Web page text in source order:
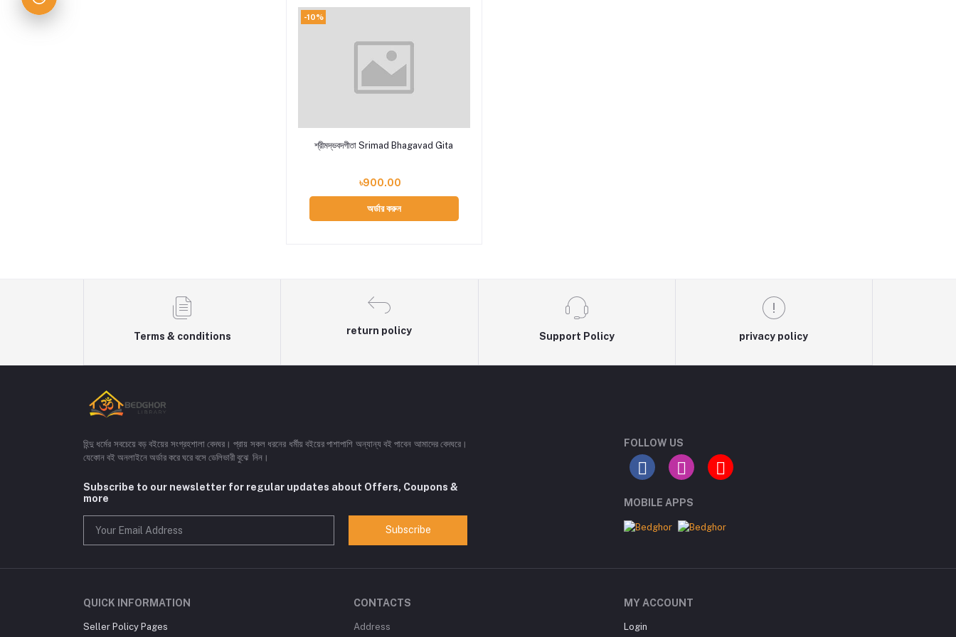
-10%
Add to cart
শ্রীমদ্ভবদগীতা Srimad Bhagavad Gita
৳900.00
অর্ডার করুন
Terms & conditions
return policy
Support Policy privacy policy
হিন্দু ধর্মের সবচেয়ে বড় বইয়ের সংগ্রহশালা বেদঘর। প্রায় সকল ধরনের ধর্মীয় বইয়ের পাশাপাশি অন্যান্য বই পাবেন আমাদের বেদঘরে।
যেকোন বই অনলাইনে অর্ডার করে ঘরে বসে ডেলিভারী বুঝে নিন।
Subscribe to our newsletter for regular updates about Offers, Coupons &
more
Subscribe
FOLLOW US
MOBILE APPS
QUICK INFORMATION
Seller Policy Pages
CONTACTS
Address
MY ACCOUNT
Login